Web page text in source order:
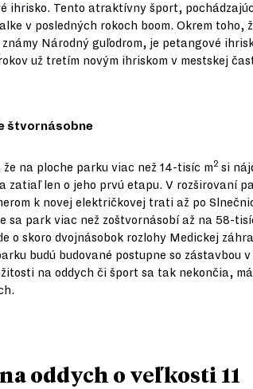
ihrisko. Tento atraktívny šport,
v posledných rokoch boom. Okrem toho,
známy Národný guľodrom, je petangové
už tretím novým ihriskom v mestskej
štvornásobne
na ploche parku viac než 14-tisíc m2 si
zatiaľ len o jeho prvú etapu. V rozširovaní
k novej električkovej trati až po
sa park viac než zoštvornásobí až na 58-
o skoro dvojnásobok rozlohy Medickej
budú budované postupne so zástavbou
na oddych či šport sa tak nekončia,
oddych o veľkosti 11